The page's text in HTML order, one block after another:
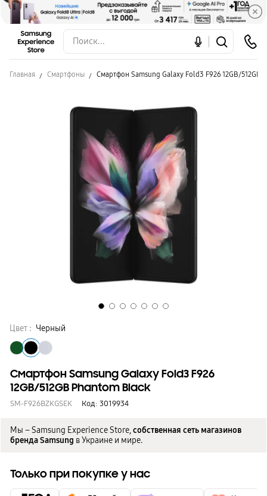
Главная Смартфоны Смартфон Samsung Galaxy Fold3 F926 12GB/512GB
Цвет : Черный
Смартфон Samsung Galaxy Fold3 F926
12GB/512GB Phantom Black
SM-F926BZKGSEK Код: 3019934
Мы – Samsung Experience Store,собственная сеть магазинов
бренда Samsung в Украине и мире.
Только при покупке у нас